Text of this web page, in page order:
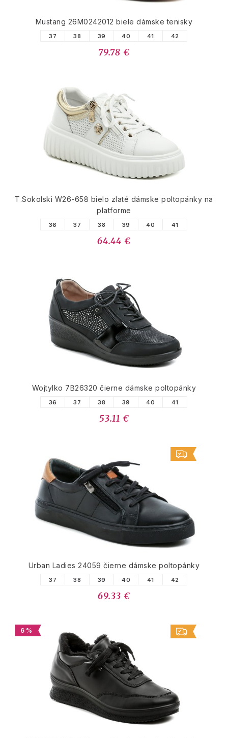
Mustang 26M0242012 biele dámske tenisky
37 38 39 40 41 42
79.78 €
T.Sokolski W26-658 bielo zlaté dámske poltopánky na
platforme
36 37 38 39 40 41
64.44 €
Wojtylko 7B26320 čierne dámske poltopánky
36 37 38 39 40 41
53.11 €
Urban Ladies 24059 čierne dámske poltopánky
37 38 39 40 41 42
69.33 €
6 %